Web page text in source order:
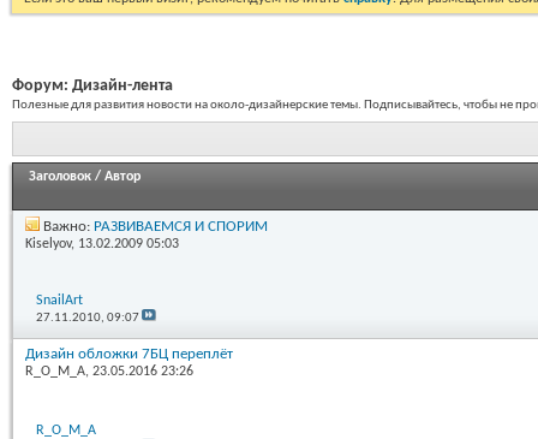
Форум: Дизайн-лента
Полезные для развития новости на около-дизайнерские темы. Подписывайтесь, чтобы не
Заголовок / Автор
Важно: РАЗВИВАЕМСЯ И СПОРИМ
Kiselyov, 13.02.2009 05:03
SnailArt
27.11.2010,09:07
Дизайн обложки 7БЦ переплёт
R_O_M_A, 23.05.2016 23:26
R_O_M_A